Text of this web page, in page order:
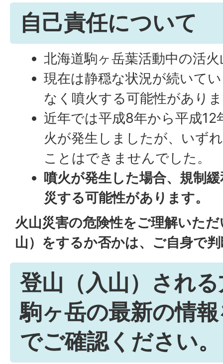
自己責任について
北海道駒ヶ岳葉活動中の活
現在は静穏な状況が続いて
なく噴火する可能性があり
近年では平成8年から平成
火が発生しましたが、いず
ことはできませんでした。
噴火が発生した場合、規制
災する可能性があります。
火山災害の危険性をご理解いた
山）をするか否かは、ご自身で
登山（入山）され
駒ヶ岳の最新の情
でご確認ください。